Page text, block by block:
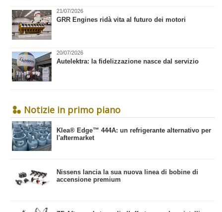
21/07/2026
GRR Engines ridà vita al futuro dei motori
20/07/2026
Autelektra: la fidelizzazione nasce dal servizio
Notizie in primo piano
​Klea® Edge™ 444A: un refrigerante alternativo per
l'aftermarket
Nissens lancia la sua nuova linea di bobine di
accensione premium